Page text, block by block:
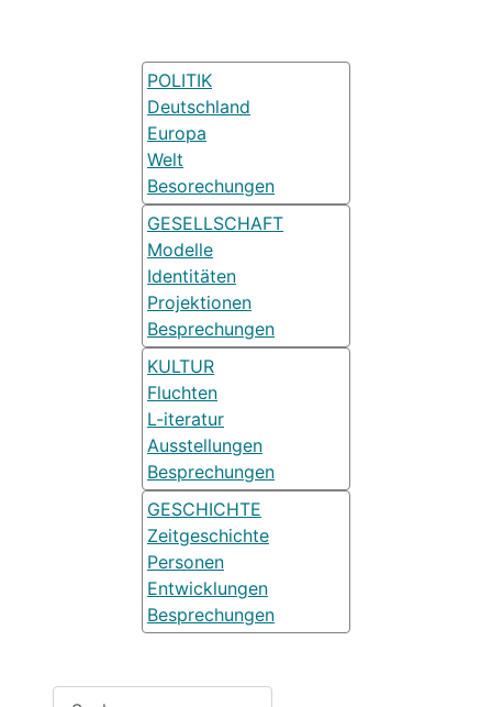
POLITIK
Deutschland
Europa
Welt
Besorechungen
GESELLSCHAFT
Modelle
Identitäten
Projektionen
Besprechungen
KULTUR
Fluchten
L-iteratur
Ausstellungen
Besprechungen
GESCHICHTE
Zeitgeschichte
Personen
Entwicklungen
Besprechungen